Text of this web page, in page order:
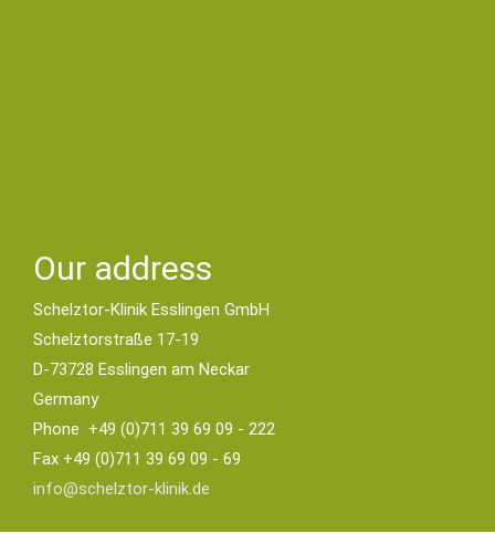
Our address
Schelztor-Klinik Esslingen GmbH
Schelztorstraße 17-19
D-73728 Esslingen am Neckar
Germany
Phone +49 (0)711 39 69 09 - 222
Fax +49 (0)711 39 69 09 - 69
info@schelztor-klinik.de